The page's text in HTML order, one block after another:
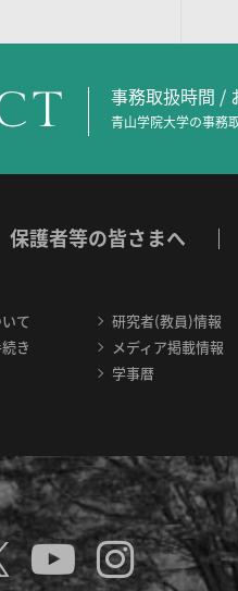
事務取扱時間 /
青山学院大学の事務
保護者等の皆さまへ
て
き
研究者(教員)情報
メディア掲載情報
学事暦